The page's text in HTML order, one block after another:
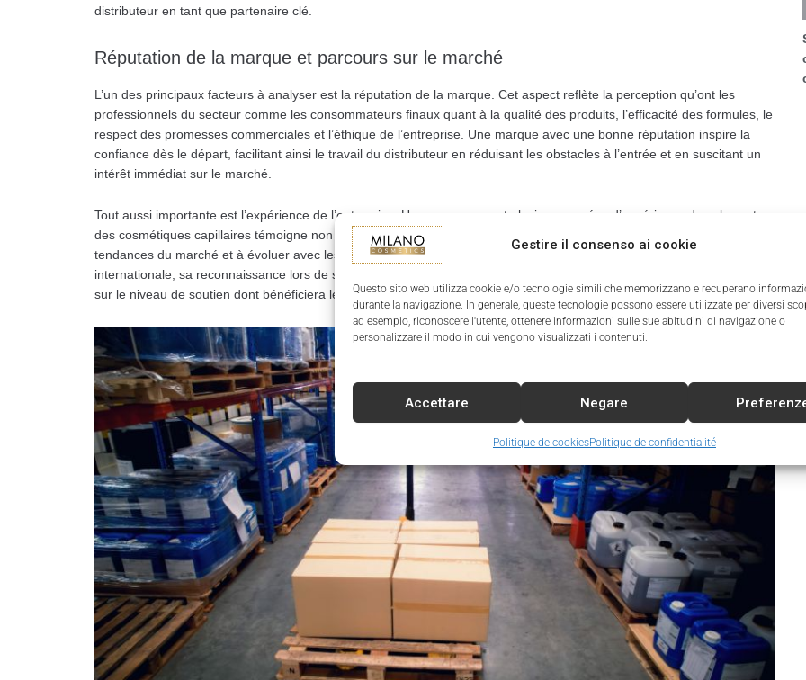
Gestire il consenso ai cookie
Questo sito web utilizza cookie e/o tecnologie simili che memorizzano e recuperano
durante la navigazione. In generale, queste tecnologie possono essere utilizzate per diversi
ad esempio, riconoscere l'utente, ottenere informazioni sulle sue abitudini di navigazione o
personalizzare il modo in cui vengono visualizzati i contenuti.
Accettare Negare
Politique de cookiesPolitique de confidentialité
distributeur en tant que partenaire clé.
Réputation de la marque et parcours sur le marché
L’un des principaux facteurs à analyser est la réputation de la marque. Cet aspect reflète la perception qu’ont les
professionnels du secteur comme les consommateurs finaux quant à la qualité des produits, l’efficacité des formules, le
respect des promesses commerciales et l’éthique de l’entreprise. Une marque avec une bonne réputation inspire la
confiance dès le départ, facilitant ainsi le travail du distributeur en réduisant les obstacles à l’entrée et en suscitant un
intérêt immédiat sur le marché.
Tout aussi importante est l’expérience de l’entreprise. Une marque ayant plusieurs années d’expérience dans le secteur
des cosmétiques capillaires témoigne non seulement de sa stabilité, mais aussi de sa capacité prouvée à s’adapter aux
tendances du marché et à évoluer avec les besoins du client. Évaluer des éléments tels que sa présence
internationale, sa reconnaissance lors de salons professionnels ou les prix obtenus peut également fournir des indices
sur le niveau de soutien dont bénéficiera le distributeur au fil du partenariat.